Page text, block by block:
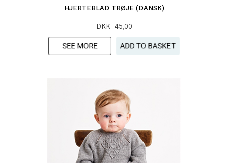
HJERTEBLAD TRØJE (DANSK)
DKK 45,00